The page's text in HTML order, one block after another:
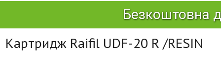
Безкоштовна
Картридж Raifil UDF-20 R /RESIN